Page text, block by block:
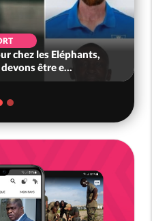
chez les Eléphants,
être e...